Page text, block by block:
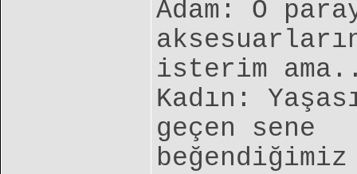
Adam: O
isterim
Kadın:
geçen sene